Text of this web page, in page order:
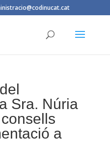
Sra. Núria
a